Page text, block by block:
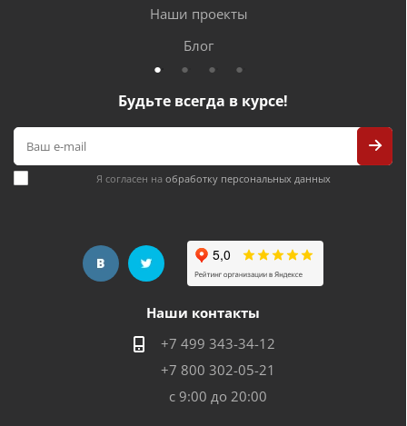
Наши проекты
Блог
Будьте всегда в курсе!
Я согласен на обработку персональных данных
Наши контакты
+7 499 343-34-12
+7 800 302-05-21
с 9:00 до 20:00